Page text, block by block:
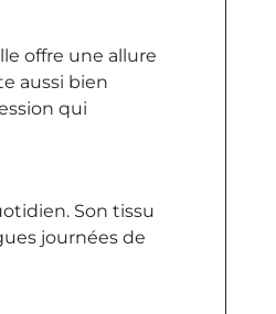
offre une allure
aussi bien
qui
Son tissu
journées de